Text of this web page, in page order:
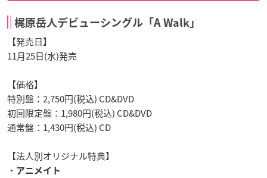
梶原岳人デビューシングル「A Walk」
【発売日】
11月25日(水)発売
【価格】
特別盤：2,750円(税込) CD&DVD
初回限定盤：1,980円(税込) CD&DVD
通常盤：1,430円(税込) CD
【法人別オリジナル特典】
・ アニメイト